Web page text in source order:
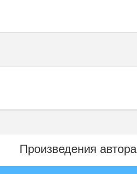
Произведения автора